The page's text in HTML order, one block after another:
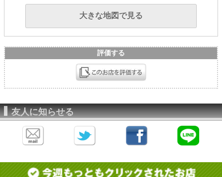
大きな地図で見る
評価する
友人に知らせる